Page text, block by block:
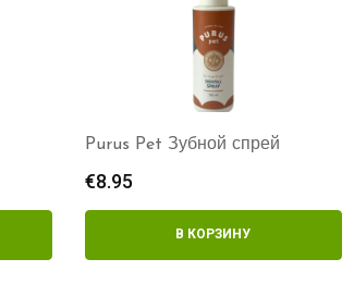
Purus Pet Зубной спрей
€8.95
В КОРЗИНУ